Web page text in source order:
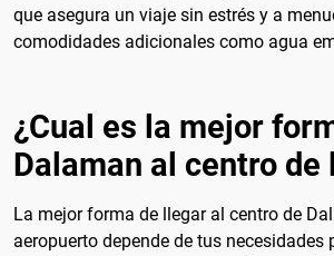
que asegura un viaje sin estrés y a
comodidades adicionales como agua
¿Cual es la mejor
Dalaman al centro de
La mejor forma de llegar al centro de
aeropuerto depende de tus necesidades